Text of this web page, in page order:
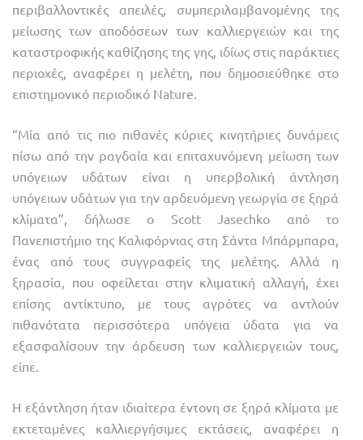
περιβαλλοντικές απειλές, συμπεριλαμβανομένης της
μείωσης των αποδόσεων των καλλιεργειών και της
καταστροφικής καθίζησης της γης, ιδίως στις παράκτιες
περιοχές, αναφέρει η μελέτη, που δημοσιεύθηκε στο
επιστημονικό περιοδικό Nature.
“Μία από τις πιο πιθανές κύριες κινητήριες δυνάμεις
πίσω από την ραγδαία και επιταχυνόμενη μείωση των
υπόγειων υδάτων είναι η υπερβολική άντληση
υπόγειων υδάτων για την αρδευόμενη γεωργία σε ξηρά
κλίματα”, δήλωσε ο Scott Jasechko από το
Πανεπιστήμιο της Καλιφόρνιας στη Σάντα Μπάρμπαρα,
ένας από τους συγγραφείς της μελέτης. Αλλά η
ξηρασία, που οφείλεται στην κλιματική αλλαγή, έχει
επίσης αντίκτυπο, με τους αγρότες να αντλούν
πιθανότατα περισσότερα υπόγεια ύδατα για να
εξασφαλίσουν την άρδευση των καλλιεργειών τους,
είπε.
Η εξάντληση ήταν ιδιαίτερα έντονη σε ξηρά κλίματα με
εκτεταμένες καλλιεργήσιμες εκτάσεις, αναφέρει η